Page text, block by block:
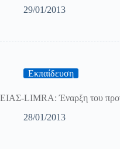
29/01/2013
Εκπαίδευση
EIAΣ-LIMRA: Έναρξη του
28/01/2013